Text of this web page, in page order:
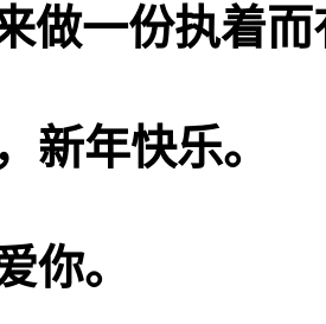
做一份执着
年快乐。
。